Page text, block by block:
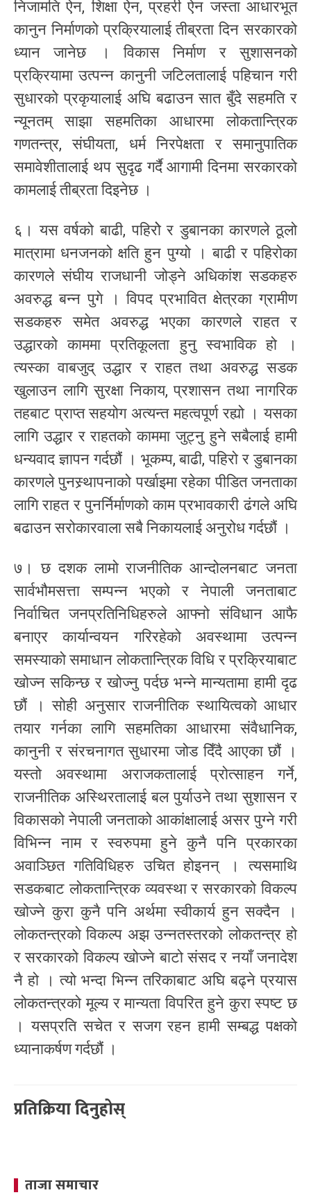
निजामति ऐन, शिक्षा ऐन, प्रहरी ऐन जस्ता आधारभूत
कानुन निर्माणको प्रक्रियालाई तीब्रता दिन सरकारको
ध्यान जानेछ । विकास निर्माण र सुशासनको
प्रक्रियामा उत्पन्न कानुनी जटिलतालाई पहिचान गरी
सुधारको प्रकृयालाई अघि बढाउन सात बुँदे सहमति र
न्यूनतम् साझा सहमतिका आधारमा लोकतान्त्रिक
गणतन्त्र, संघीयता, धर्म निरपेक्षता र समानुपातिक
समावेशीतालाई थप सुदृढ गर्दै आगामी दिनमा सरकारको
कामलाई तीब्रता दिइनेछ ।
६। यस वर्षको बाढी, पहिरोे र डुबानका कारणले ठूलो
मात्रामा धनजनको क्षति हुन पुग्यो । बाढी र पहिरोका
कारणले संघीय राजधानी जोड्ने अधिकांश सडकहरु
अवरुद्ध बन्न पुगे । विपद प्रभावित क्षेत्रका ग्रामीण
सडकहरु समेत अवरुद्ध भएका कारणले राहत र
उद्धारको काममा प्रतिकूलता हुनु स्वभाविक हो ।
त्यस्का वाबजुद् उद्धार र राहत तथा अवरुद्ध सडक
खुलाउन लागि सुरक्षा निकाय, प्रशासन तथा नागरिक
तहबाट प्राप्त सहयोग अत्यन्त महत्वपूर्ण रह्यो । यसका
लागि उद्धार र राहतको काममा जुट्नु हुने सबैलाई हामी
धन्यवाद ज्ञापन गर्दछौं । भूकम्प, बाढी, पहिरो र डुबानका
कारणले पुनस्र्थापनाको पर्खाइमा रहेका पीडित जनताका
लागि राहत र पुनर्निर्माणको काम प्रभावकारी ढंगले अघि
बढाउन सरोकारवाला सबै निकायलाई अनुरोध गर्दछौं ।
७। छ दशक लामो राजनीतिक आन्दोलनबाट जनता
सार्वभौमसत्ता सम्पन्न भएको र नेपाली जनताबाट
निर्वाचित जनप्रतिनिधिहरुले आफ्नो संविधान आफै
बनाएर कार्यान्वयन गरिरहेको अवस्थामा उत्पन्न
समस्याको समाधान लोकतान्त्रिक विधि र प्रक्रियाबाट
खोज्न सकिन्छ र खोज्नु पर्दछ भन्ने मान्यतामा हामी दृढ
छौं । सोही अनुसार राजनीतिक स्थायित्वको आधार
तयार गर्नका लागि सहमतिका आधारमा संवैधानिक,
कानुनी र संरचनागत सुधारमा जोड दिँदै आएका छौं ।
यस्तो अवस्थामा अराजकतालाई प्रोत्साहन गर्ने,
राजनीतिक अस्थिरतालाई बल पुर्याउने तथा सुशासन र
विकासको नेपाली जनताको आकांक्षालाई असर पुग्ने गरी
विभिन्न नाम र स्वरुपमा हुने कुनै पनि प्रकारका
अवाञ्छित गतिविधिहरु उचित होइनन् । त्यसमाथि
सडकबाट लोकतान्त्रिक व्यवस्था र सरकारको विकल्प
खोज्ने कुरा कुनै पनि अर्थमा स्वीकार्य हुन सक्दैन ।
लोकतन्त्रको विकल्प अझ उन्नतस्तरको लोकतन्त्र हो
र सरकारको विकल्प खोज्ने बाटो संसद र नयाँ जनादेश
नै हो । त्यो भन्दा भिन्न तरिकाबाट अघि बढ्ने प्रयास
लोकतन्त्रको मूल्य र मान्यता विपरित हुने कुरा स्पष्ट छ
। यसप्रति सचेत र सजग रहन हामी सम्बद्ध पक्षको
ध्यानाकर्षण गर्दछौं ।
प्रतिक्रिया दिनुहोस्
ताजा समाचार